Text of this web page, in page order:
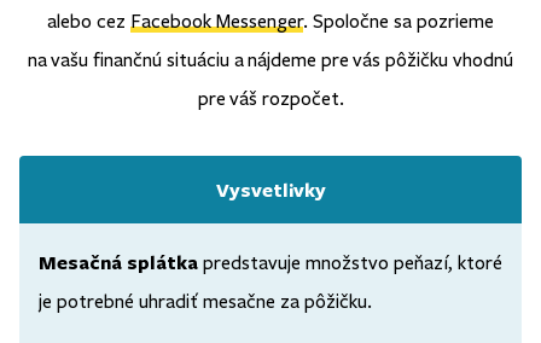
alebo cez Facebook Messenger. Spoločne sa pozrieme
na vašu finančnú situáciu a nájdeme pre vás pôžičku vhodnú
pre váš rozpočet.
Vysvetlivky
Mesačná splátka predstavuje množstvo peňazí, ktoré
je potrebné uhradiť mesačne za pôžičku.